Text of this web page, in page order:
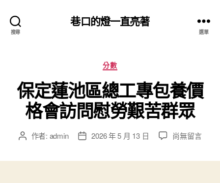
搜尋
巷口的燈一直亮著
選單
分
類
分數
保定蓮池區總工專包養價
格會訪問慰勞艱苦群眾
文 作者: admin
文 2026 年 5 月 13 日
在
尚無留言